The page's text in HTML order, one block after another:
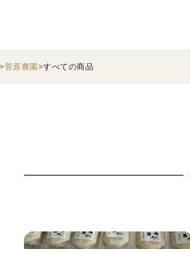
菅原農園 すべての商品